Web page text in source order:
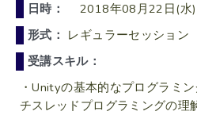
日時：
2018年08月22日(
形式： レギュラーセッション
受講スキル：
・Unityの基本的なプログラミ
チスレッドプログラミングの理